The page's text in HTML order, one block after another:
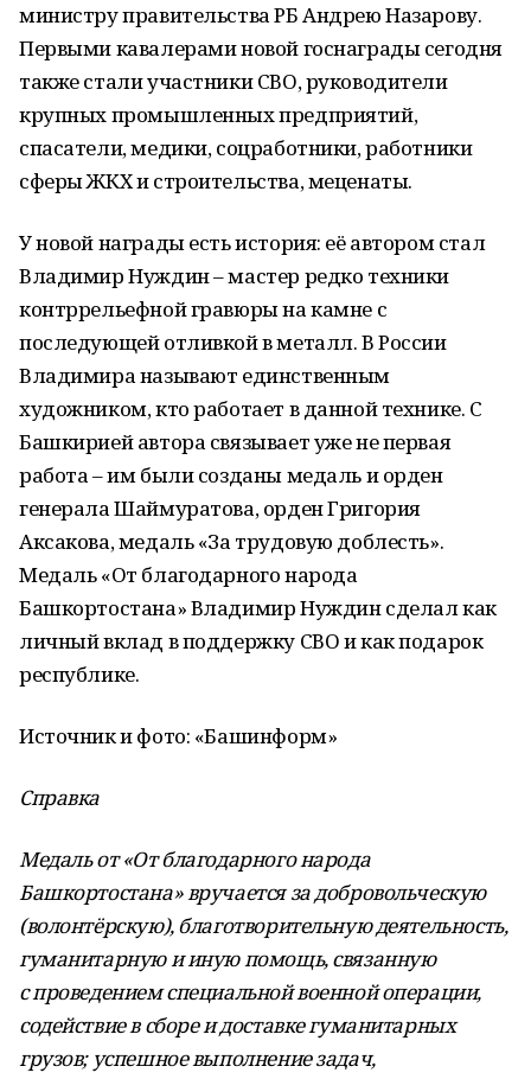
министру правительства РБ Андрею Назарову.
Первыми кавалерами новой госнаграды сегодня
также стали участники СВО, руководители
крупных промышленных предприятий,
спасатели, медики, соцработники, работники
сферы ЖКХ и строительства, меценаты.
У новой награды есть история: её автором стал
Владимир Нуждин – мастер редко техники
контррельефной гравюры на камне с
последующей отливкой в металл. В России
Владимира называют единственным
художником, кто работает в данной технике. С
Башкирией автора связывает уже не первая
работа – им были созданы медаль и орден
генерала Шаймуратова, орден Григория
Аксакова, медаль «За трудовую доблесть».
Медаль «От благодарного народа
Башкортостана» Владимир Нуждин сделал как
личный вклад в поддержку СВО и как подарок
республике.
Источник и фото: «Башинформ»
Справка
Медаль от «От благодарного народа
Башкортостана» вручается за добровольческую
(волонтёрскую), благотворительную деятельность,
гуманитарную и иную помощь, связанную
с проведением специальной военной операции,
содействие в сборе и доставке гуманитарных
грузов; успешное выполнение задач,